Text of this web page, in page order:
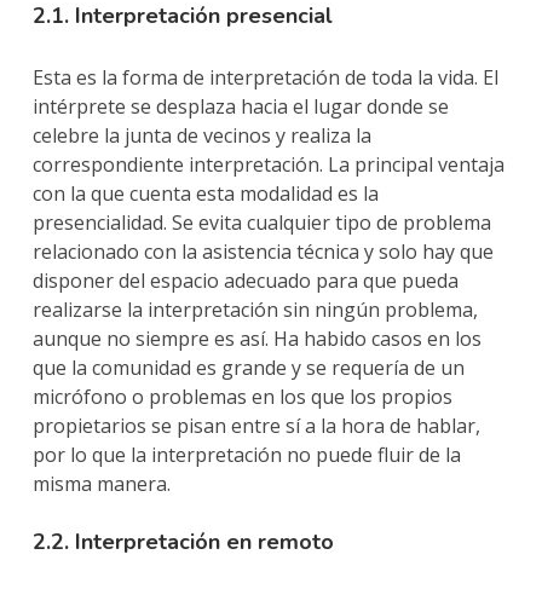
2.1. Interpretación presencial
Esta es la forma de interpretación de toda la vida. El
intérprete se desplaza hacia el lugar donde se
celebre la junta de vecinos y realiza la
correspondiente interpretación. La principal ventaja
con la que cuenta esta modalidad es la
presencialidad. Se evita cualquier tipo de problema
relacionado con la asistencia técnica y solo hay que
disponer del espacio adecuado para que pueda
realizarse la interpretación sin ningún problema,
aunque no siempre es así. Ha habido casos en los
que la comunidad es grande y se requería de un
micrófono o problemas en los que los propios
propietarios se pisan entre sí a la hora de hablar,
por lo que la interpretación no puede fluir de la
misma manera.
2.2. Interpretación en remoto